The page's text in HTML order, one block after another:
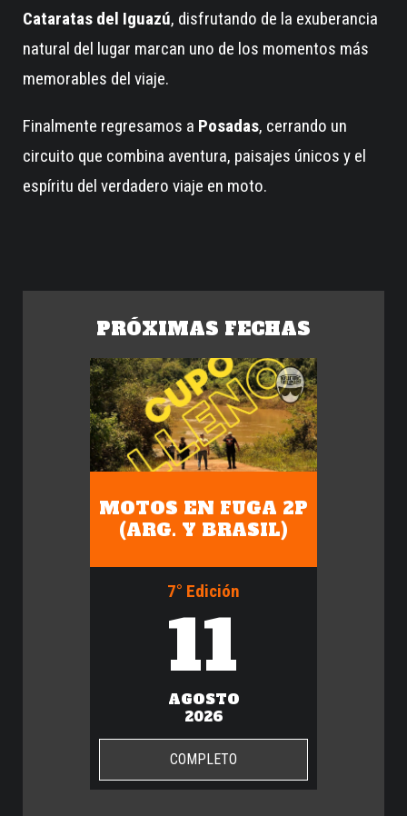
Cataratas del Iguazú, disfrutando de la exuberancia
natural del lugar marcan uno de los momentos más
memorables del viaje.
Finalmente regresamos a Posadas, cerrando un
circuito que combina aventura, paisajes únicos y el
espíritu del verdadero viaje en moto.
PRÓXIMAS FECHAS
MOTOS EN FUGA 2P
(ARG. Y BRASIL)
7° Edición
11
AGOSTO
2026
COMPLETO